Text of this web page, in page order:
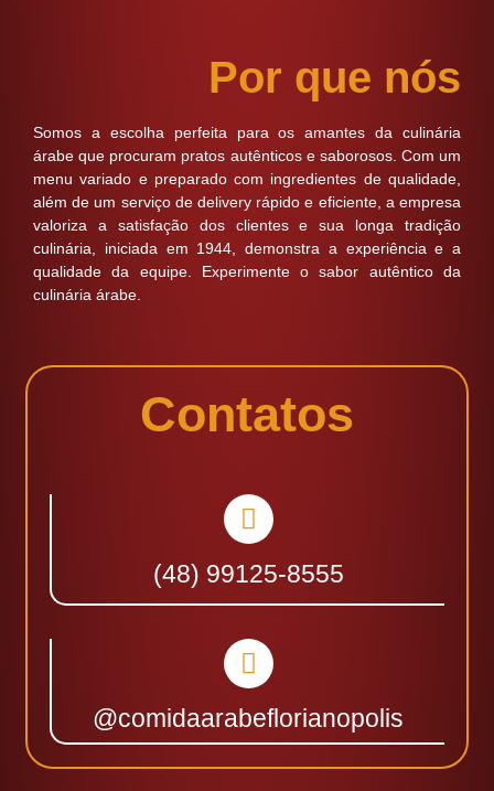
Por que nós
Somos a escolha perfeita para os amantes da culinária
árabe que procuram pratos autênticos e saborosos. Com um
menu variado e preparado com ingredientes de qualidade,
além de um serviço de delivery rápido e eficiente, a empresa
valoriza a satisfação dos clientes e sua longa tradição
culinária, iniciada em 1944, demonstra a experiência e a
qualidade da equipe. Experimente o sabor autêntico da
culinária árabe.
Contatos
(48) 99125-8555
@comidaarabeflorianopolis